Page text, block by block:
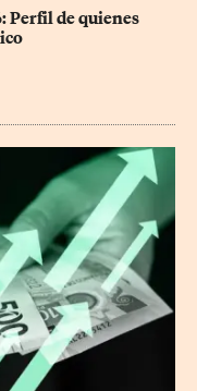
Perfil de quienes